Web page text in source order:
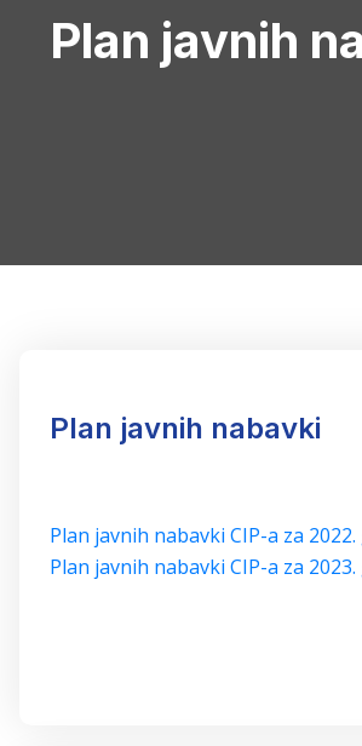
Plan javnih
Plan javnih nabavki
Plan javnih nabavki CIP-a za
Plan javnih nabavki CIP-a za